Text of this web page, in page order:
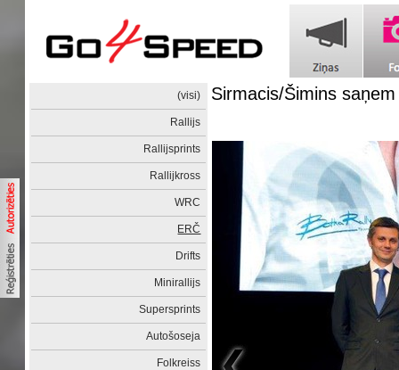
(visi)
Rallijs
Rallijsprints
Rallijkross
WRC
ERČ
Drifts
Minirallijs
Supersprints
Autošoseja
Folkreiss
Sirmacis/Šimins